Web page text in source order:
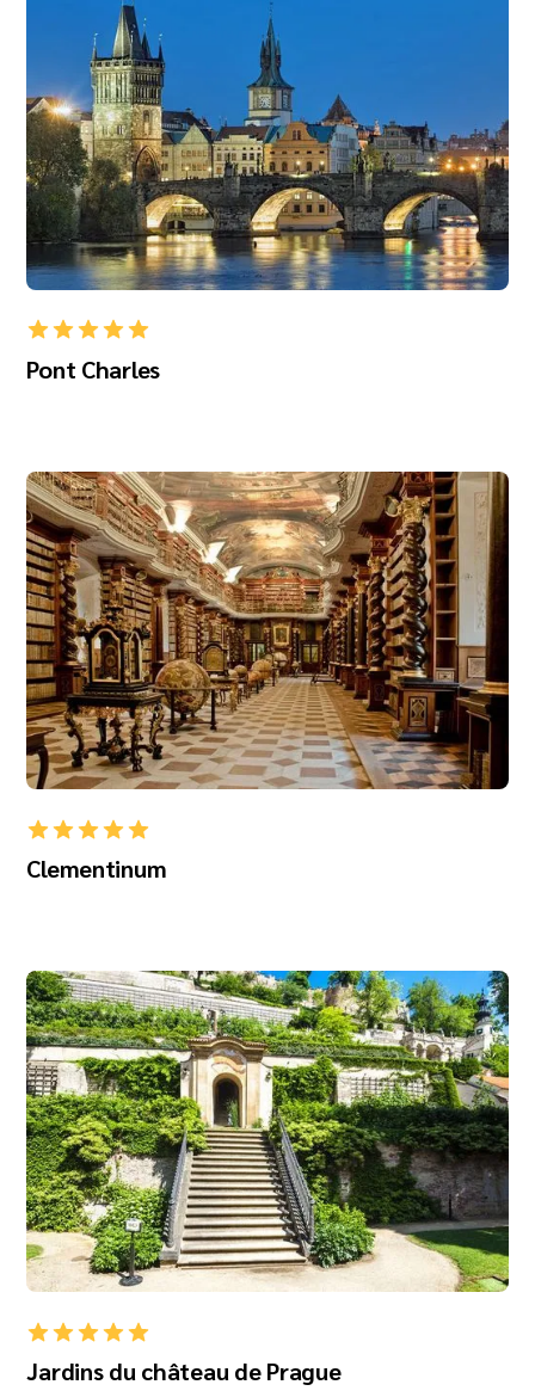
Pont Charles
Clementinum
Jardins du château de Prague